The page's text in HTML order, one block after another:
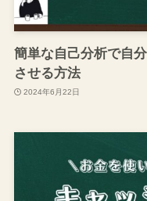
簡単な自己分析で自
させる方法
2024年6月22日